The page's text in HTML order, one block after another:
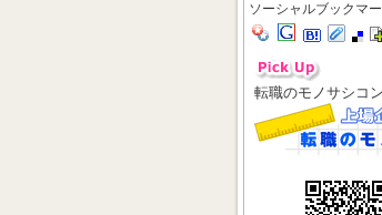
ソーシャルブックマ
転職のモノサシコ